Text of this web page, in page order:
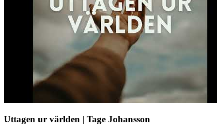
Uttagen ur världen | Tage Johansson